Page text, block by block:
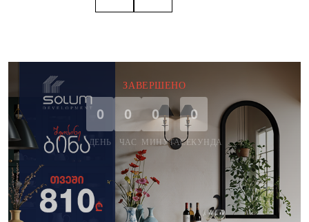
ЗАВЕРШЕНО
0
ДЕНЬ
0
ЧАС
0
МИНУТА
0
СЕКУНДА